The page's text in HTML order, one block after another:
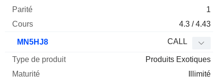
1
4.3 / 4.43
MN5HJ8 CALL
Produits Exotiques
Illimité